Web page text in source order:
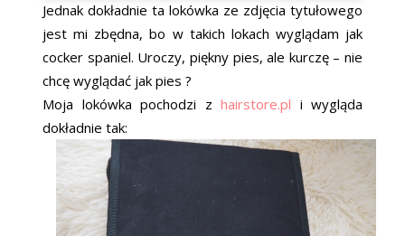
Jednak dokładnie ta lokówka ze zdjęcia tytułowego
jest mi zbędna, bo w takich lokach wyglądam jak
cocker spaniel. Uroczy, piękny pies, ale kurczę – nie
chcę wyglądać jak pies ?
Moja lokówka pochodzi z hairstore.pl i wygląda
dokładnie tak: